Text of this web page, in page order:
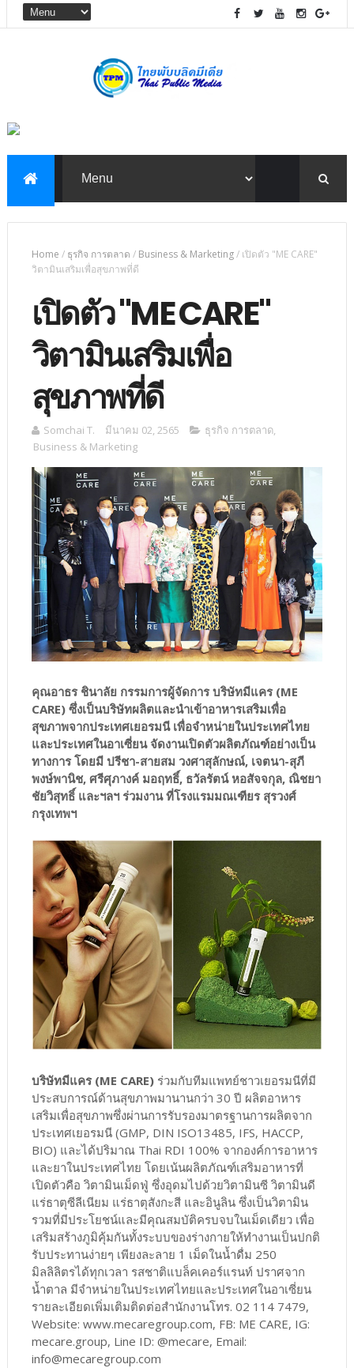
Home / ธุรกิจ การตลาด / Business & Marketing/ เปิดตัว "ME CARE"
วิตามินเสริมเพื่อสุขภาพที่ดี
เปิดตัว "ME CARE"
วิตามินเสริมเพื่อ
สุขภาพที่ดี
Somchai T. มีนาคม 02, 2565 ธุรกิจ การตลาด,
Business & Marketing
คุณอาธร ชินาลัย กรรมการผู้จัดการ บริษัทมีแคร (ME
CARE) ซึ่งเป็นบริษัทผลิตและนำเข้าอาหารเสริมเพื่อ
สุขภาพจากประเทศเยอรมนี เพื่อจำหน่ายในประเทศไทย
และประเทศในอาเซี่ยน จัดงานเปิดตัวผลิตภัณฑ์อย่างเป็น
ทางการ โดยมี ปรีชา-สายสม วงศาสุลักษณ์, เจตนา-สุภี
พงษ์พานิช, ศรีศุภางค์ มอฤทธิ์, ธวัลรัตน์ หอสัจจกุล, ณิชยา
ชัยวิสุทธิ์ และฯลฯ ร่วมงาน ที่โรงแรมมณเฑียร สุรวงศ์
กรุงเทพฯ
บริษัทมีแคร (ME CARE)ร่วมกับทีมแพทย์ชาวเยอรมนีที่มี
ประสบการณ์ด้านสุขภาพมานานกว่า 30 ปี ผลิตอาหาร
เสริมเพื่อสุขภาพซึ่งผ่านการรับรองมาตรฐานการผลิตจาก
ประเทศเยอรมนี (GMP, DIN ISO13485, IFS, HACCP,
BIO) และได้ปริมาณ Thai RDI 100% จากองค์การอาหาร
และยาในประเทศไทย โดยเน้นผลิตภัณฑ์เสริมอาหารที่
เปิดตัวคือ วิตามินเม็ดฟู่ ซึ่งอุดมไปด้วยวิตามินซี วิตามินดี
แร่ธาตุซีลีเนียม แร่ธาตุสังกะสี และอินูลิน ซึ่งเป็นวิตามิน
รวมที่มีประโยชน์และมีคุณสมบัติครบจบในเม็ดเดียว เพื่อ
เสริมสร้างภูมิคุ้มกันทั้งระบบของร่างกายให้ทำงานเป็นปกติ
รับประทานง่ายๆ เพียงละลาย 1 เม็ดในน้ำดื่ม 250
มิลลิลิตรได้ทุกเวลา รสชาติแบล็คเคอร์แรนท์ ปราศจาก
น้ำตาล มีจำหน่ายในประเทศไทยและประเทศในอาเซี่ยน
รายละเอียดเพิ่มเติมติดต่อสำนักงานโทร. 02 114 7479,
Website: www.mecaregroup.com, FB: ME CARE, IG:
mecare.group, Line ID: @mecare, Email:
info@mecaregroup.com